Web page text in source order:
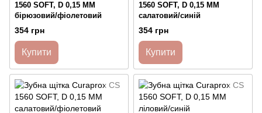
1560 SOFT, D 0,15 ММ
бірюзовий/фіолетовий
354 грн
Купити
1560 SOFT, D 0,15 ММ
салатовий/синій
354 грн
Купити